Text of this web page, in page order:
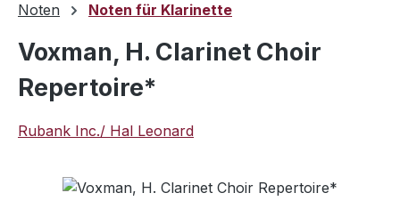
Noten Noten für Klarinette
Voxman, H. Clarinet Choir
Repertoire*
Rubank Inc./ Hal Leonard
Bildergalerie überspringen